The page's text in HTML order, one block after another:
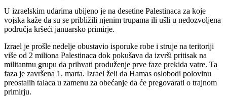
U izraelskim udarima ubijeno je na desetine Palestinaca za koje
vojska kaže da su se približili njenim trupama ili ušli u nedozvoljena
područja kršeći januarsko primirje.
Izrael je prošle nedelje obustavio isporuke robe i struje na teritoriji
više od 2 miliona Palestinaca dok pokušava da izvrši pritisak na
militantnu grupu da prihvati produženje prve faze prekida vatre. Ta
faza je završena 1. marta. Izrael želi da Hamas oslobodi polovinu
preostalih talaca u zamenu za obećanje da će pregovarati o trajnom
primirju.